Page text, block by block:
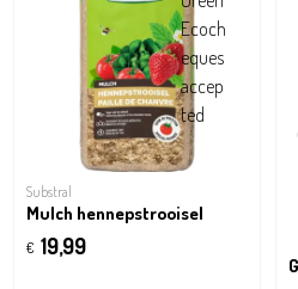
Substral
Mulch hennepstrooisel
€ 19,99